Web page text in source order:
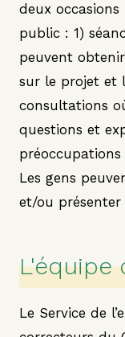
deux
public : 1)
peuvent
sur le projet et
consultations
questions et
Les gens
et/ou
L'équipe
Le Service de